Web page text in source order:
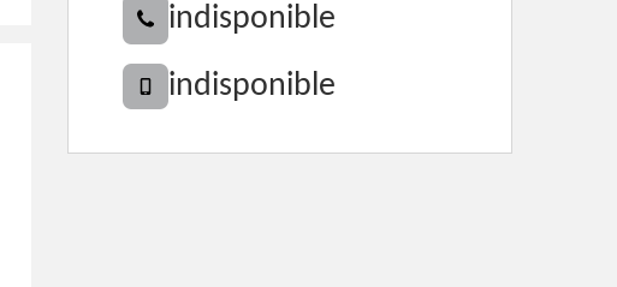
indisponible
indisponible